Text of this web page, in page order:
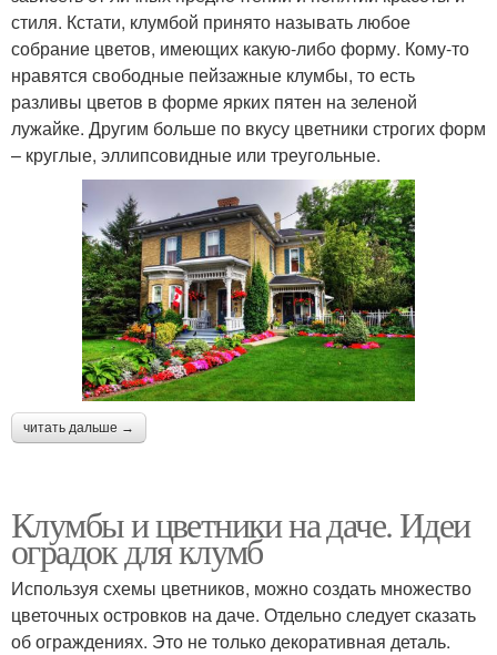
стиля. Кстати, клумбой принято называть любое
собрание цветов, имеющих какую-либо форму. Кому-то
нравятся свободные пейзажные клумбы, то есть
разливы цветов в форме ярких пятен на зеленой
лужайке. Другим больше по вкусу цветники строгих форм
– круглые, эллипсовидные или треугольные.
читать дальше →
Клумбы и цветники на даче. Идеи
оградок для клумб
Используя схемы цветников, можно создать множество
цветочных островков на даче. Отдельно следует сказать
об ограждениях. Это не только декоративная деталь.